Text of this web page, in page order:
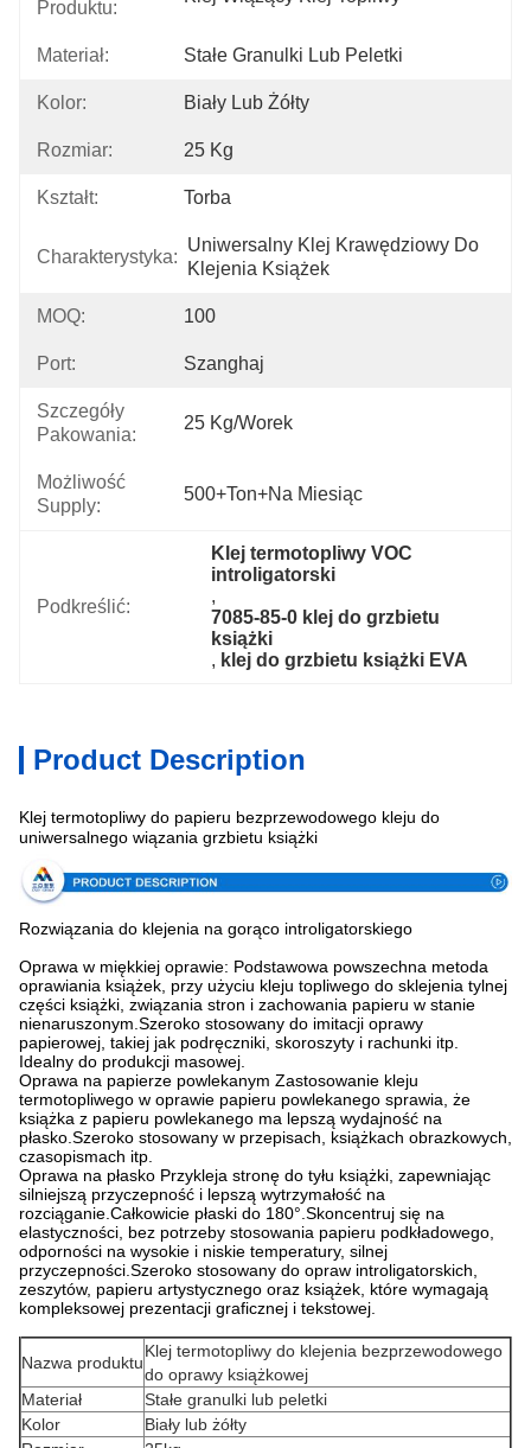
Produktu:
Materiał: Stałe Granulki Lub Peletki
Kolor: Biały Lub Żółty
Rozmiar: 25 Kg
Kształt: Torba
Charakterystyka:
Uniwersalny Klej Krawędziowy Do
Klejenia Książek
MOQ: 100
Port: Szanghaj
Szczegóły
Pakowania:
25 Kg/worek
Możliwość
Supply:
500+Ton+na Miesiąc
Podkreślić:
Klej termotopliwy VOC
introligatorski
,
7085-85-0 klej do grzbietu
książki
, klej do grzbietu książki EVA
Product Description
Klej termotopliwy do papieru bezprzewodowego kleju do
uniwersalnego wiązania grzbietu książki
Rozwiązania do klejenia na gorąco introligatorskiego
Oprawa w miękkiej oprawie: Podstawowa powszechna metoda
oprawiania książek, przy użyciu kleju topliwego do sklejenia tylnej
części książki, związania stron i zachowania papieru w stanie
nienaruszonym.Szeroko stosowany do imitacji oprawy
papierowej, takiej jak podręczniki, skoroszyty i rachunki itp.
Idealny do produkcji masowej.
Oprawa na papierze powlekanym Zastosowanie kleju
termotopliwego w oprawie papieru powlekanego sprawia, że ​​
książka z papieru powlekanego ma lepszą wydajność na
płasko.Szeroko stosowany w przepisach, książkach obrazkowych,
czasopismach itp.
Oprawa na płasko Przykleja stronę do tyłu książki, zapewniając
silniejszą przyczepność i lepszą wytrzymałość na
rozciąganie.Całkowicie płaski do 180°.Skoncentruj się na
elastyczności, bez potrzeby stosowania papieru podkładowego,
odporności na wysokie i niskie temperatury, silnej
przyczepności.Szeroko stosowany do opraw introligatorskich,
zeszytów, papieru artystycznego oraz książek, które wymagają
kompleksowej prezentacji graficznej i tekstowej.
Nazwa produktu
Klej termotopliwy do klejenia bezprzewodowego
do oprawy książkowej
Materiał
Stałe granulki lub peletki
Kolor
Biały lub żółty